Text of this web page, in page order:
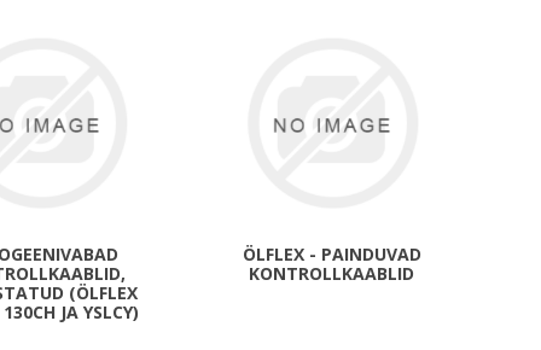
(ÖLFLEX
JA YSLCY)
ÖLFLEX - PAINDUVAD
KONTROLLKAABLID